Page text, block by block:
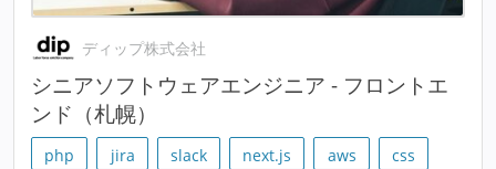
ディップ株式会社
シニアソフトウェアエンジニア - フロントエ
ンド（札幌）
php jira slack next.js aws
css